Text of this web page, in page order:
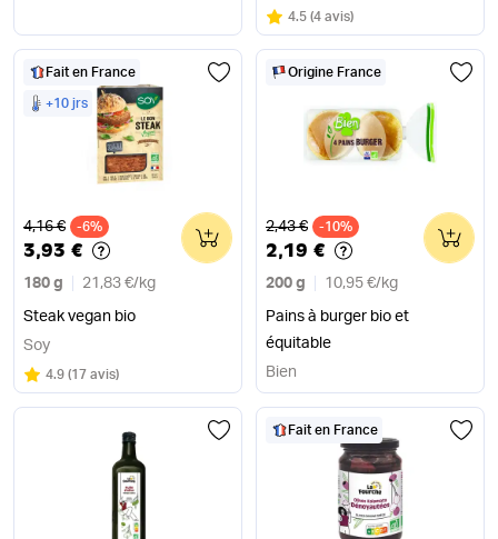
Note
4.5 sur 5
(4 avis)
Fait en France
+10 jrs
Ancien prix
4,16 € -6%
3,93 €
180 g 21,83 €/ kg
Steak vegan bio
0
Soy
Note
4.9 sur 5
(17 avis)
Origine France
Ancien prix
2,43 € -10%
2,19 €
200 g 10,95 €/ kg
Pains à burger bio et
équitable
0
Bien
Fait en France